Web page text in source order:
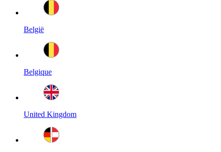
België
Belgique
United Kingdom